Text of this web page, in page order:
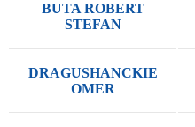
BUTA ROBERT
STEFAN
DRAGUSHANCKIE
OMER